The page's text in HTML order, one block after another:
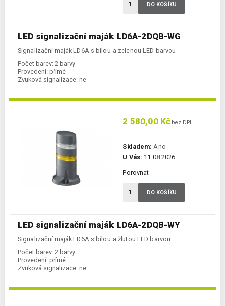
LED signalizační maják LD6A-2DQB-WG
Signalizační maják LD6A s bílou a zelenou LED barvou
Počet barev: 2 barvy
Provedení: přímé
Zvuková signalizace: ne
DO KOŠÍKU
LED signalizační maják LD6A-2DQB-WY
Signalizační maják LD6A s bílou a žlutou LED barvou
Počet barev: 2 barvy
Provedení: přímé
Zvuková signalizace: ne
2 580,00 Kč bez DPH
Skladem: Ano
U Vás: 11.08.2026
Porovnat
DO KOŠÍKU